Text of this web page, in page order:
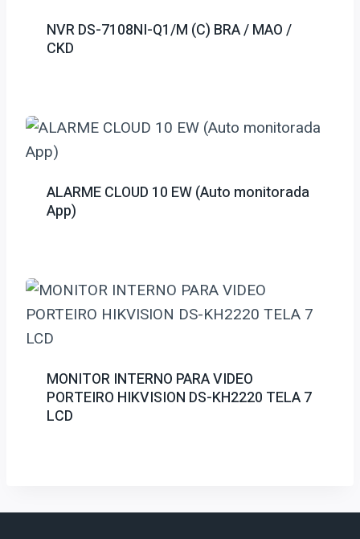
NVR DS-7108NI-Q1/M (C) BRA / MAO /
CKD
ALARME CLOUD 10 EW (Auto monitorada
App)
MONITOR INTERNO PARA VIDEO
PORTEIRO HIKVISION DS-KH2220 TELA 7
LCD